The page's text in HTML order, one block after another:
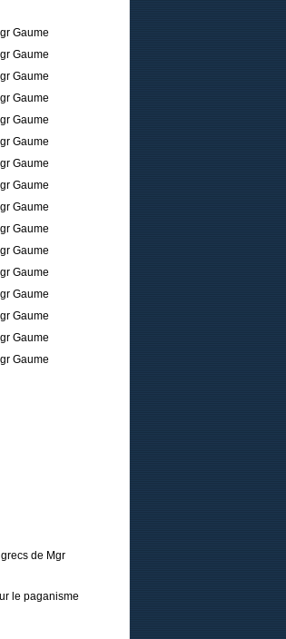
Gaume
Gaume
Gaume
Gaume
Gaume
Gaume
Gaume
Gaume
Gaume
Gaume
Gaume
Gaume
Gaume
Gaume
Gaume
Gaume
de Mgr
le paganisme